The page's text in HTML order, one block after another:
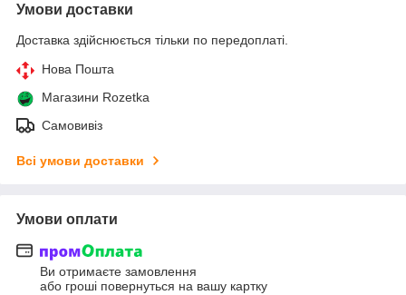
Умови доставки
Доставка здійснюється тільки по передоплаті.
Нова Пошта
Магазини Rozetka
Самовивіз
Всі умови доставки
Умови оплати
Ви отримаєте замовлення
або гроші повернуться на вашу картку